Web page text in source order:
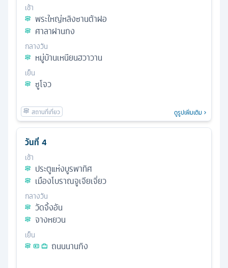
เช้า
พระใหญ่หลิงซานต้าฝอ
ศาลาฝานกง
กลางวัน
หมู่บ้านเหนียนฮวาวาน
เย็น
ซูโจว
ดูรูปเพิ่มเติม
วันที่ 4
เช้า
ประตูแห่งบูรพาทิศ
เมืองโบราณจูเจียเจี่ยว
กลางวัน
วัดจิ้งอัน
จางหยวน
เย็น
ถนนนานกิง